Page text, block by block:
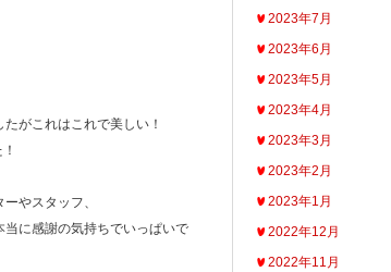
がこれはこれで美しい！
やスタッフ、
に感謝の気持ちでいっぱいで
2023年7月
2023年6月
2023年5月
2023年4月
2023年3月
2023年2月
2023年1月
2022年12月
2022年11月